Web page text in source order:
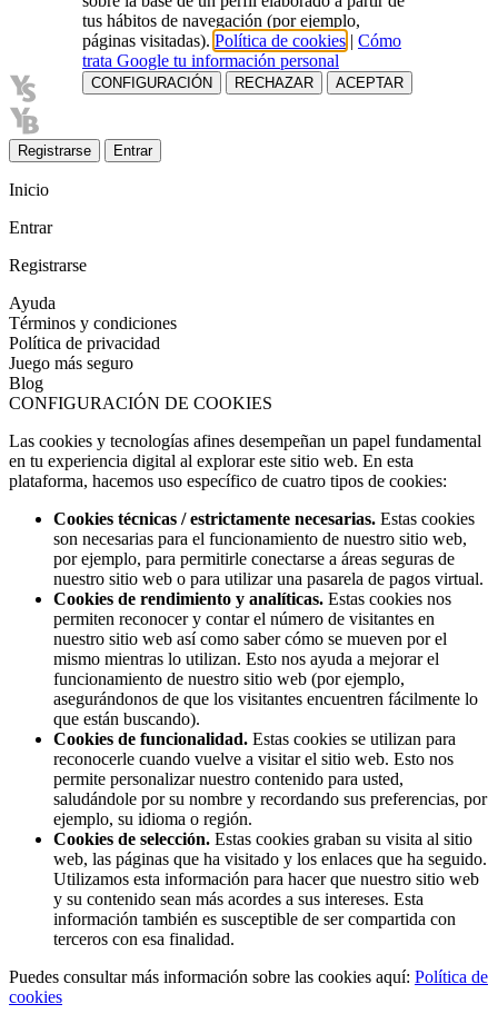
Registrarse Entrar
Inicio
Entrar
Registrarse
Ayuda
Términos y condiciones
Política de privacidad
Juego más seguro
Blog
CONFIGURACIÓN DE COOKIES
Las cookies y tecnologías afines desempeñan un papel fundamental
en tu experiencia digital al explorar este sitio web. En esta
plataforma, hacemos uso específico de cuatro tipos de cookies:
Cookies técnicas / estrictamente necesarias. Estas cookies
son necesarias para el funcionamiento de nuestro sitio web,
por ejemplo, para permitirle conectarse a áreas seguras de
nuestro sitio web o para utilizar una pasarela de pagos virtual.
Cookies de rendimiento y analíticas. Estas cookies nos
permiten reconocer y contar el número de visitantes en
nuestro sitio web así como saber cómo se mueven por el
mismo mientras lo utilizan. Esto nos ayuda a mejorar el
funcionamiento de nuestro sitio web (por ejemplo,
asegurándonos de que los visitantes encuentren fácilmente lo
que están buscando).
Cookies de funcionalidad. Estas cookies se utilizan para
reconocerle cuando vuelve a visitar el sitio web. Esto nos
permite personalizar nuestro contenido para usted,
saludándole por su nombre y recordando sus preferencias, por
ejemplo, su idioma o región.
Cookies de selección. Estas cookies graban su visita al sitio
web, las páginas que ha visitado y los enlaces que ha seguido.
Utilizamos esta información para hacer que nuestro sitio web
y su contenido sean más acordes a sus intereses. Esta
información también es susceptible de ser compartida con
terceros con esa finalidad.
Puedes consultar más información sobre las cookies aquí: Política de
cookies
tus hábitos de navegación (por ejemplo,
páginas visitadas). Política de cookies | Cómo
trata Google tu información personal
CONFIGURACIÓN RECHAZAR ACEPTAR